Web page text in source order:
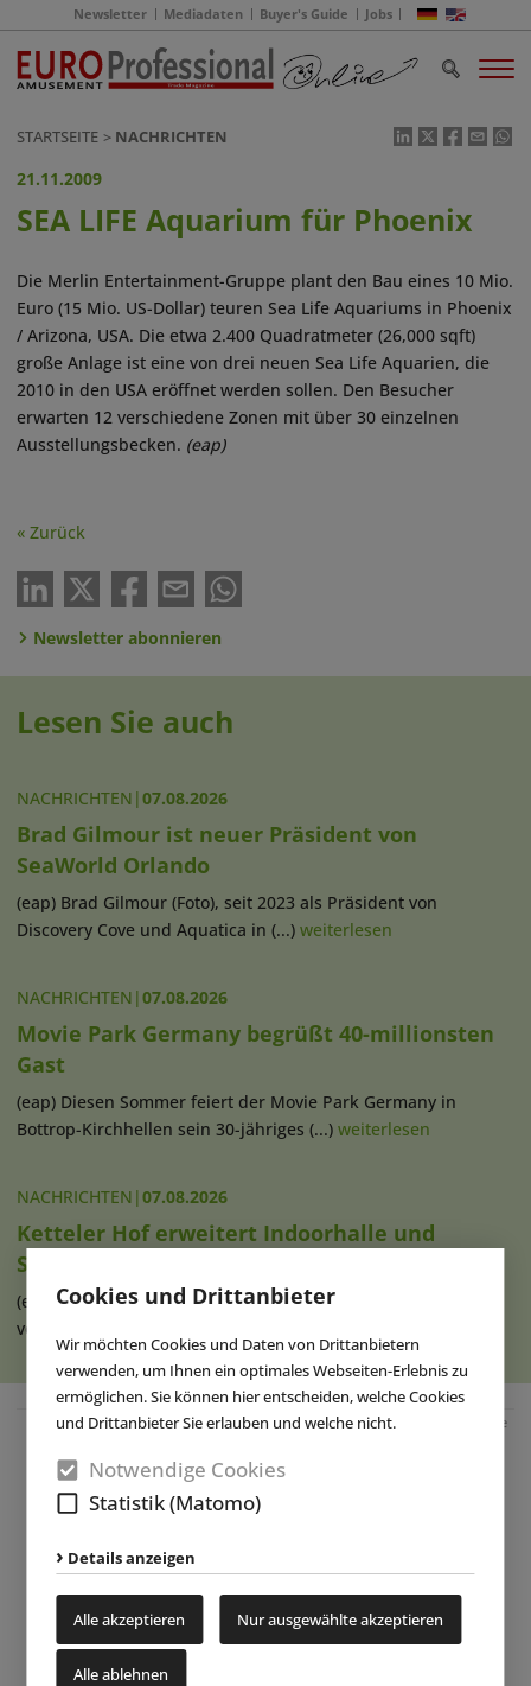
Cookies und Drittanbieter
Wir möchten Cookies und Daten von Drittanbietern
verwenden, um Ihnen ein optimales Webseiten-Erlebnis zu
ermöglichen. Sie können hier entscheiden, welche Cookies
und Drittanbieter Sie erlauben und welche nicht.
Notwendige Cookies
Statistik (Matomo)
Details anzeigen
Alle akzeptieren Nur ausgewählte akzeptieren
Alle ablehnen
Newsletter Mediadaten Buyer's Guide Jobs
STARTSEITE NACHRICHTEN
21.11.2009
SEA LIFE Aquarium für Phoenix
Die Merlin Entertainment-Gruppe plant den Bau eines 10 Mio.
Euro (15 Mio. US-Dollar) teuren Sea Life Aquariums in Phoenix
/ Arizona, USA. Die etwa 2.400 Quadratmeter (26,000 sqft)
große Anlage ist eine von drei neuen Sea Life Aquarien, die
2010 in den USA eröffnet werden sollen. Den Besucher
erwarten 12 verschiedene Zonen mit über 30 einzelnen
Ausstellungsbecken. (eap)
« Zurück
Newsletter abonnieren
Lesen Sie auch
NACHRICHTEN |07.08.2026
Brad Gilmour ist neuer Präsident von
SeaWorld Orlando
(eap) Brad Gilmour (Foto), seit 2023 als Präsident von
Discovery Cove und Aquatica in (...) weiterlesen
NACHRICHTEN |07.08.2026
Movie Park Germany begrüßt 40-millionsten
Gast
(eap) Diesen Sommer feiert der Movie Park Germany in
Bottrop-Kirchhellen sein 30-jähriges (...) weiterlesen
NACHRICHTEN |07.08.2026
Ketteler Hof erweitert Indoorhalle und
Spielangebot
(eap) Im Erlebnispark Ketteler Hof in Haltern am See haben
vor Kurzem die Bauarbeiten zur (...)
Anzeige